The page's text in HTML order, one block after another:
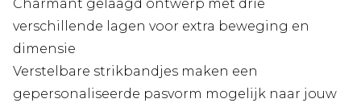
Charmant gelaagd ontwerp met drie
verschillende lagen voor extra beweging en
dimensie
Verstelbare strikbandjes maken een
gepersonaliseerde pasvorm mogelijk naar jouw